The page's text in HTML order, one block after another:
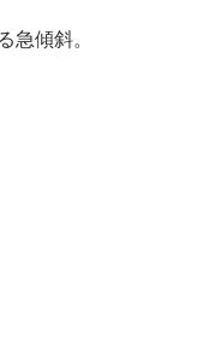
急傾斜。